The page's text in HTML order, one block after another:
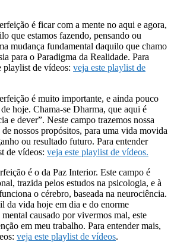
é ficar com a mente no aqui e agora,
que estamos fazendo, pensando ou
mudança fundamental daquilo que chamo
para o Paradigma da Realidade. Para
playlist de vídeos: veja este playlist de
é muito importante, e ainda pouco
hoje. Chama-se Dharma, que aqui é
e dever”. Neste campo trazemos nossa
nossos propósitos, para uma vida movida
ou resultado futuro. Para entender
de vídeos: veja este playlist de vídeos.
é o da Paz Interior. Este campo é
trazida pelos estudos na psicologia, e à
o cérebro, baseada na neurociência.
da vida hoje em dia e do enorme
causado por vivermos mal, este
em meu trabalho. Para entender mais,
veja este playlist de vídeos.